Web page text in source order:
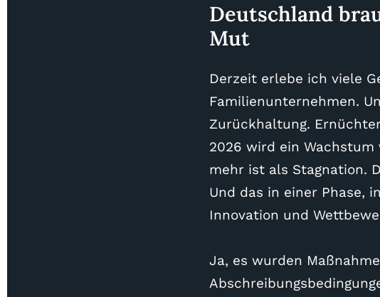
Deutschland
Mut
Derzeit erlebe ich viele
Familienunternehmen.
Zurückhaltung.
2026 wird ein
mehr ist als Stagnation.
Und das in einer Phase,
Innovation und
Ja, es wurden